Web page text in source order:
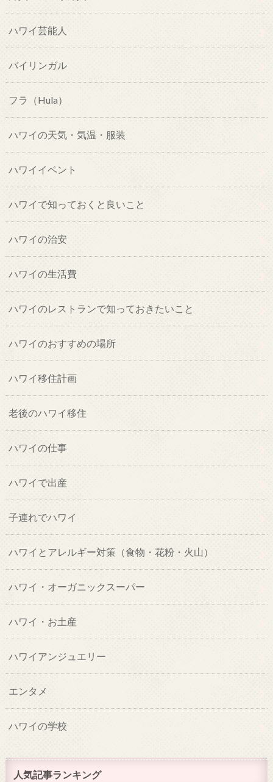
ハワイ芸能人
バイリンガル
フラ（Hula）
ハワイの天気・気温・服装
ハワイイベント
ハワイで知っておくと良いこと
ハワイの治安
ハワイの生活費
ハワイのレストランで知っておきたいこと
ハワイのおすすめの場所
ハワイ移住計画
老後のハワイ移住
ハワイの仕事
ハワイで出産
子連れでハワイ
ハワイとアレルギー対策（食物・花粉・火山）
ハワイ・オーガニックスーパー
ハワイ・お土産
ハワイアンジュエリー
エンタメ
ハワイの学校
人気記事ランキング